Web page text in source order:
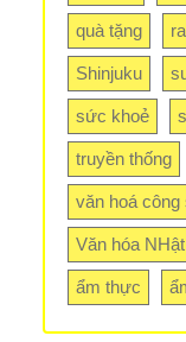
quà tặng
Shinjuku
sức khoẻ
truyền thống
văn hoá công
Văn hóa
ẩm thực